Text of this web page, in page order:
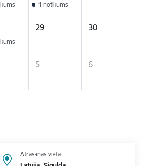
1 notikums
29 30
5 6
Atrašanās vieta